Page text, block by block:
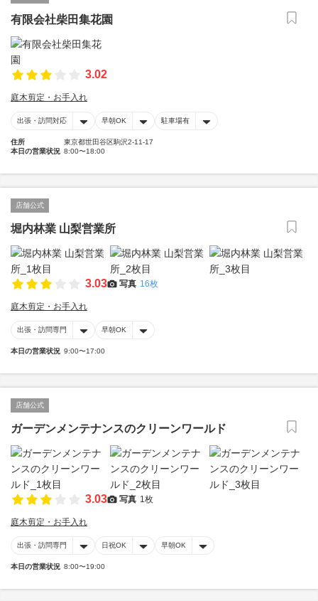
有限会社柴田集花園
3.02
庭木剪定・お手入れ
出張・訪問対応 早朝OK 駐車場有
住所
東京都世田谷区駒沢2-11-17
本日の営業状況 8:00〜18:00
店舗公式
堀内林業 山梨営業所
3.03 写真 16枚
庭木剪定・お手入れ
出張・訪問専門 早朝OK
本日の営業状況 9:00〜17:00
店舗公式
ガーデンメンテナンスのクリーンワールド
3.03 写真 1枚
庭木剪定・お手入れ
出張・訪問専門 日祝OK 早朝OK
本日の営業状況 8:00〜19:00